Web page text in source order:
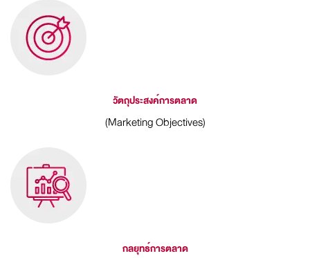
วัตถุประสงค์การตลาด
(Marketing Objectives)
กลยุทธ์การตลาด